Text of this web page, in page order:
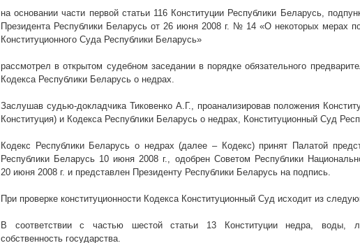
на основании части первой статьи 116 Конституции Республики Беларусь,
Президента Республики Беларусь от 26 июня 2008 г. № 14 «О некоторых мерах
Конституционного Суда Республики Беларусь»
рассмотрел в открытом судебном заседании в порядке обязательного
Кодекса Республики Беларусь о недрах.
Заслушав судью-докладчика Тиковенко А.Г., проанализировав положения
Конституция) и Кодекса Республики Беларусь о недрах, Конституционный Суд
Кодекс Республики Беларусь о недрах (далее – Кодекс) принят Палатой
Республики Беларусь 10 июня 2008 г., одобрен Советом Республики
20 июня 2008 г. и представлен Президенту Республики Беларусь на подпись.
При проверке конституционности Кодекса Конституционный Суд исходит из
В соответствии с частью шестой статьи 13 Конституции недра, воды,
собственность государства.